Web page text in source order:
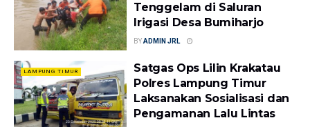
Tenggelam di Saluran
Irigasi Desa Bumiharjo
BYADMIN JRL
LAMPUNG TIMUR
Satgas Ops Lilin Krakatau
Polres Lampung Timur
Laksanakan Sosialisasi dan
Pengamanan Lalu Lintas